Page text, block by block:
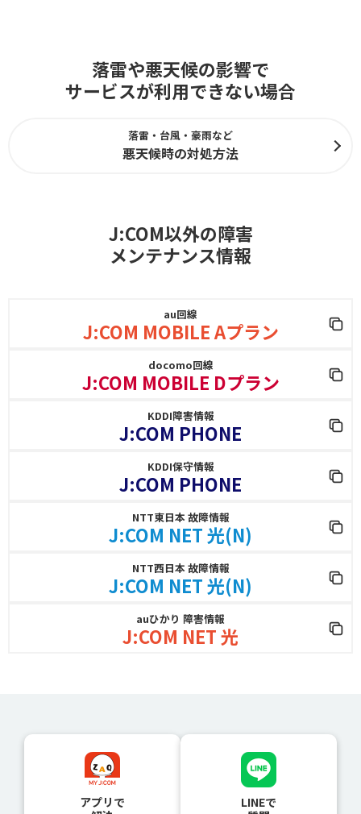
落雷や悪天候の影響で
サービスが利用できない場合
落雷・台風・豪雨など
悪天候時の対処方法
J:COM以外の障害
メンテナンス情報
au回線
J:COM MOBILE Aプラン
docomo回線
J:COM MOBILE Dプラン
KDDI障害情報
J:COM PHONE
KDDI保守情報
J:COM PHONE
NTT東日本 故障情報
J:COM NET 光(N)
NTT西日本 故障情報
J:COM NET 光(N)
auひかり 障害情報
J:COM NET 光
アプリで
LINEで